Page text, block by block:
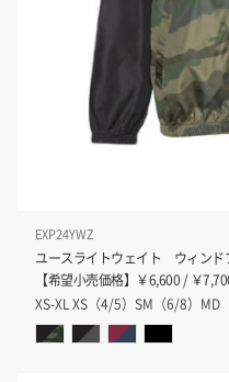
EXP24YWZ
ユースライトウェイト ウィンド
【希望小売価格】￥6,600 / ￥
XS-XL XS（4/5）SM（6/8）MD